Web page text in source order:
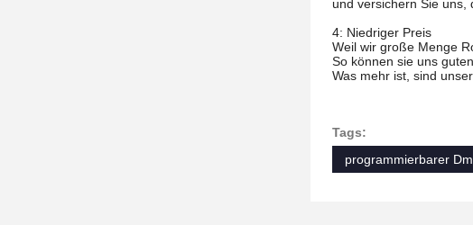
und versichern Sie uns,
4: Niedriger Preis
Weil wir große Menge
So können sie uns
Was mehr ist, sind
Tags:
programmierbarer